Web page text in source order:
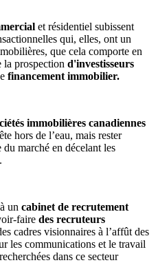
et résidentiel subissent
qui, elles, ont un
que cela comporte en
la prospection d'investisseurs
financement immobilier.
immobilières canadiennes
hors de l’eau, mais rester
marché en décelant les
un cabinet de recrutement
faire des recruteurs
cadres visionnaires à l’affût des
les communications et le travail
dans ce secteur